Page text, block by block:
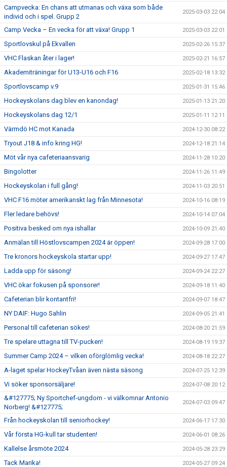
Campvecka: En chans att utmanas och växa som både
individ och i spel. Grupp 2
2025-03-03 22:04
Camp Vecka – En vecka för att växa! Grupp 1 2025-03-03 22:01
Sportlovskul på Ekvallen 2025-02-26 15:37
VHC Flaskan åter i lager! 2025-02-21 16:57
Akademiträningar för U13-U16 och F16 2025-02-18 13:32
Sportlovscamp v.9 2025-01-31 15:46
Hockeyskolans dag blev en kanondag! 2025-01-13 21:20
Hockeyskolans dag 12/1 2025-01-11 12:11
Värmdö HC mot Kanada 2024-12-30 08:22
Tryout J18 & info kring HG! 2024-12-18 21:14
Möt vår nya cafeteriaansvarig 2024-11-28 10:20
Bingolotter 2024-11-26 11:49
Hockeyskolan i full gång! 2024-11-03 20:51
VHC F16 möter amerikanskt lag från Minnesota! 2024-10-16 08:19
Fler ledare behövs! 2024-10-14 07:04
Positiva besked om nya ishallar 2024-10-09 21:40
Anmälan till Höstlovscampen 2024 är öppen! 2024-09-28 17:00
Tre kronors hockeyskola startar upp! 2024-09-27 17:47
Ladda upp för säsong! 2024-09-24 22:27
VHC ökar fokusen på sponsorer! 2024-09-18 11:40
Cafeterian blir kontantfri! 2024-09-07 18:47
NY DAIF: Hugo Sahlin 2024-09-05 21:41
Personal till cafeterian sökes! 2024-08-20 21:59
Tre spelare uttagna till TV-pucken! 2024-08-19 19:37
Summer Camp 2024 – vilken oförglömlig vecka! 2024-08-18 22:27
A-laget spelar HockeyTvåan även nästa säsong 2024-07-25 12:39
Vi söker sponsorsäljare! 2024-07-08 20:12
&#127775; Ny Sportchef-ungdom - vi välkomnar Antonio
Norberg! &#127775;
2024-07-03 09:47
Från hockeyskolan till seniorhockey! 2024-06-17 17:30
Vår första HG-kull tar studenten! 2024-06-01 08:26
Kallelse årsmöte 2024 2024-05-28 23:29
Tack Marika! 2024-05-27 09:24